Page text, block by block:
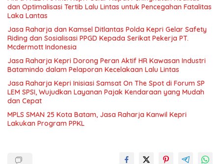
dan Optimalisasi Tertib Lalu Lintas untuk Pencegahan Fatalitas
Laka Lantas
Jasa Raharja dan Kamsel Ditlantas Polda Kepri Gelar Safety
Riding dan Sosialisasi PPGD Kepada Serikat Pekerja PT.
Mcdermott Indonesia
Jasa Raharja Kepri Dorong Peran Aktif HR Kawasan Industri
Batamindo dalam Pelaporan Kecelakaan Lalu Lintas
Jasa Raharja Kepri Inisiasi Samsat On The Spot di Forum SP
LEM SPSI, Wujudkan Layanan Pajak Kendaraan yang Mudah
dan Cepat
MPLS SMAN 25 Kota Batam, Jasa Raharja Kanwil Kepri
Lakukan Program PPKL